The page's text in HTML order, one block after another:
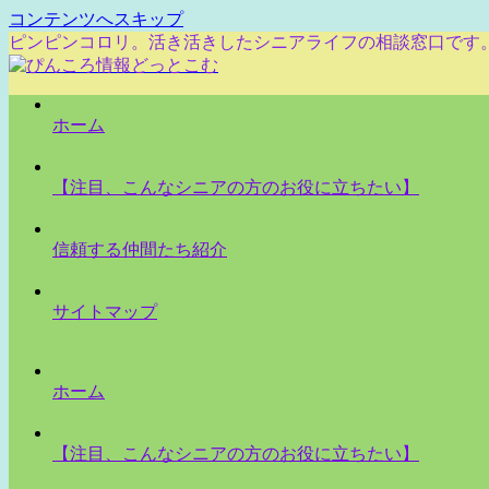
コンテンツへスキップ
ピンピンコロリ。活き活きしたシニアライフの相談窓口です
ホーム
【注目、こんなシニアの方のお役に立ちたい】
信頼する仲間たち紹介
サイトマップ
ホーム
【注目、こんなシニアの方のお役に立ちたい】